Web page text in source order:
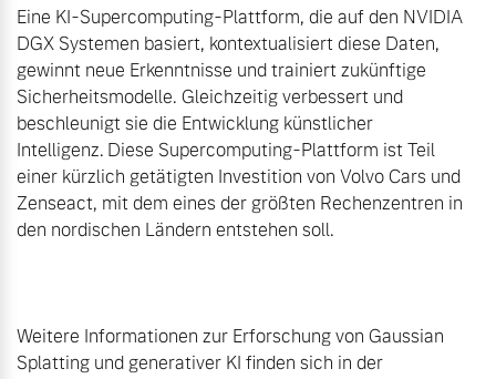
Eine KI-Supercomputing-Plattform, die auf den NVIDIA
DGX Systemen basiert, kontextualisiert diese Daten,
gewinnt neue Erkenntnisse und trainiert zukünftige
Sicherheitsmodelle. Gleichzeitig verbessert und
beschleunigt sie die Entwicklung künstlicher
Intelligenz. Diese Supercomputing-Plattform ist Teil
einer kürzlich getätigten Investition von Volvo Cars und
Zenseact, mit dem eines der größten Rechenzentren in
den nordischen Ländern entstehen soll.
Weitere Informationen zur Erforschung von Gaussian
Splatting und generativer KI finden sich in der